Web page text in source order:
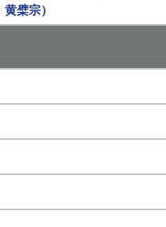
黄檗宗）